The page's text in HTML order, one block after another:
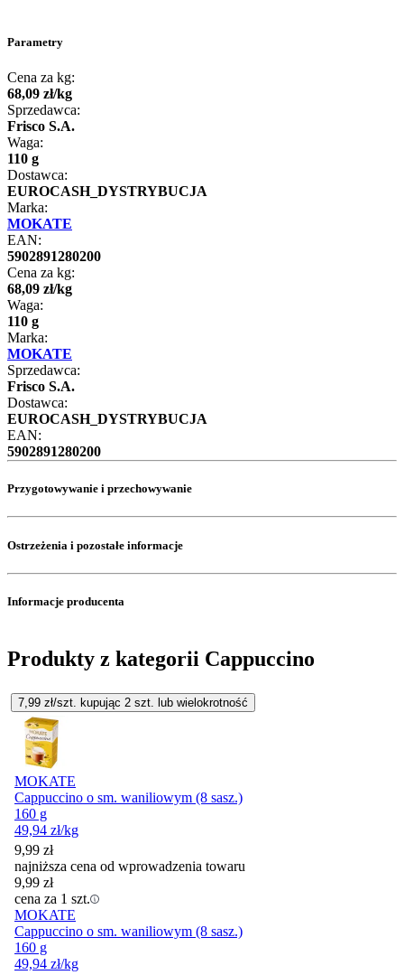
Parametry
Cena za kg:
68,09 zł/kg
Sprzedawca:
Frisco S.A.
Waga:
110 g
Dostawca:
EUROCASH_DYSTRYBUCJA
Marka:
MOKATE
EAN:
5902891280200
Cena za kg:
68,09 zł/kg
Waga:
110 g
Marka:
MOKATE
Sprzedawca:
Frisco S.A.
Dostawca:
EUROCASH_DYSTRYBUCJA
EAN:
5902891280200
Przygotowywanie i przechowywanie
Ostrzeżenia i pozostałe informacje
Informacje producenta
Produkty z kategorii Cappuccino
7,99 zł/szt. kupując 2 szt. lub wielokrotność
MOKATE
Cappuccino o sm. waniliowym (8 sasz.)
160 g
49,94 zł/kg
9,99 zł
najniższa cena od wprowadzenia towaru
9,99 zł
cena za 1 szt.
MOKATE
Cappuccino o sm. waniliowym (8 sasz.)
160 g
49,94 zł/kg